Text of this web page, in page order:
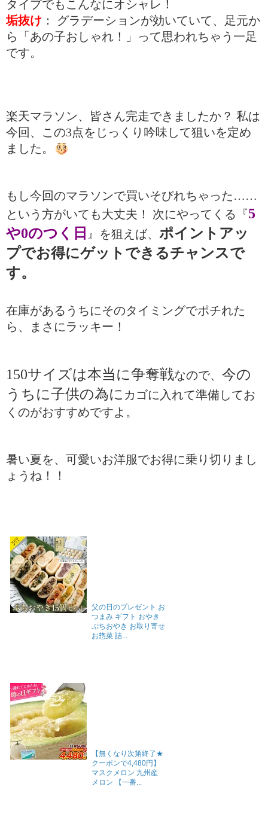
タイプでもこんなにオシャレ！
垢抜け ： グラデーションが効いていて、足元か
ら「あの子おしゃれ！」って思われちゃう一足
です。
楽天マラソン、皆さん完走できましたか？ 私は
今回、この3点をじっくり吟味して狙いを定め
ました。
もし今回のマラソンで買いそびれちゃった……
という方がいても大丈夫！ 次にやってくる『5
や0のつく日 』を狙えば、 ポイントアッ
プでお得にゲットできるチャンスで
す。
在庫があるうちにそのタイミングでポチれた
ら、まさにラッキー！
150サイズは本当に争奪戦なので、 今の
うちに子供の為に カゴに入れて準備してお
くのがおすすめですよ。
暑い夏を、可愛いお洋服でお得に乗り切りまし
ょうね！！
父の日のプレゼント お
つまみ ギフト おやき
ぷちおやき お取り寄せ
お惣菜 詰...
【無くなり次第終了★
クーポンで4,480円】
マスクメロン 九州産
メロン 【一番...